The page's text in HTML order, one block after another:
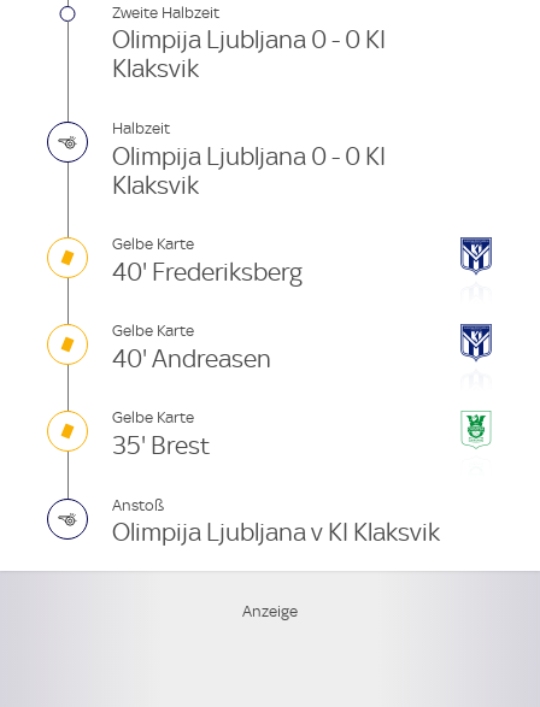
Zweite Halbzeit
Olimpija Ljubljana 0 - 0 KI
Klaksvik
Halbzeit
Olimpija Ljubljana 0 - 0 KI
Klaksvik
Gelbe Karte
40' Frederiksberg
Gelbe Karte
40' Andreasen
Gelbe Karte
35' Brest
Anstoß
Olimpija Ljubljana v KI Klaksvik